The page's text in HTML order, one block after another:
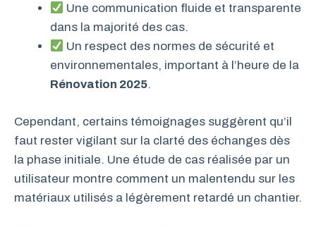
Une communication fluide et transparente
dans la majorité des cas.
Un respect des normes de sécurité et
environnementales, important à l’heure de la
Rénovation 2025.
Cependant, certains témoignages suggèrent qu’il
faut rester vigilant sur la clarté des échanges dès
la phase initiale. Une étude de cas réalisée par un
utilisateur montre comment un malentendu sur les
matériaux utilisés a légèrement retardé un chantier.